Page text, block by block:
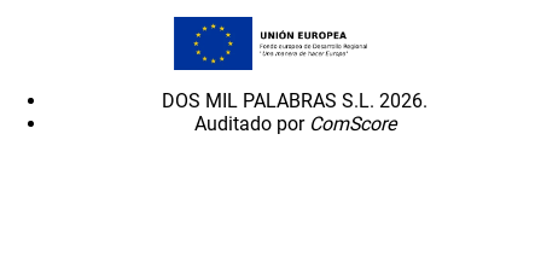
DOS MIL PALABRAS S.L. 2026.
Auditado por ComScore